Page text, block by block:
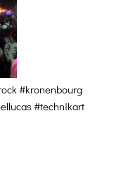
#kronenbourg
#technikart